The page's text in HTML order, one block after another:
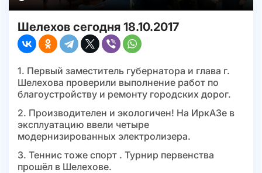
Шелехов сегодня 18.10.2017
1. Первый заместитель губернатора и глава г.
Шелехова проверили выполнение работ по
благоустройству и ремонту городских дорог.
2. Производителен и экологичен! На ИркАЗе в
эксплуатацию ввели четыре
модернизированных электролизера.
3. Теннис тоже спорт . Турнир первенства
прошёл в Шелехове.